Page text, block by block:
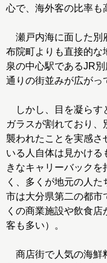
心で、海外客の比率も
瀬戸内海に面した別
布院町よりも直接的な
泉の中心駅であるJR
通りの街並みが広がっ
しかし、目を凝らす
ガラスが割れており、
襲われたことを実感さ
いる人自体は見かける
きなキャリーバックを
く、多くが地元の人
市は大分県第二の都市
くの商業施設や飲食
客も多い）。
商店街で人気の海鮮